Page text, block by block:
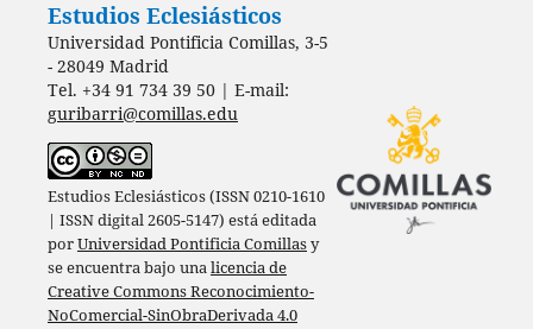
Estudios Eclesiásticos
Universidad Pontificia Comillas, 3-5
- 28049 Madrid
Tel. +34 91 734 39 50 | E-mail:
guribarri@comillas.edu
Estudios Eclesiásticos (ISSN 0210-1610
| ISSN digital 2605-5147) está editada
porUniversidad Pontificia Comillasy
se encuentra bajo unalicencia de
Creative Commons Reconocimiento-
NoComercial-SinObraDerivada 4.0